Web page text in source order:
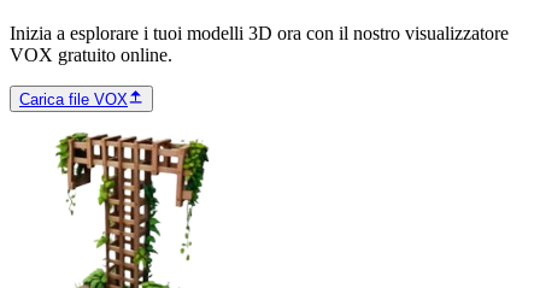
Inizia a esplorare i tuoi modelli 3D ora con il nostro visualizzatore
VOX gratuito online.
Carica file VOX